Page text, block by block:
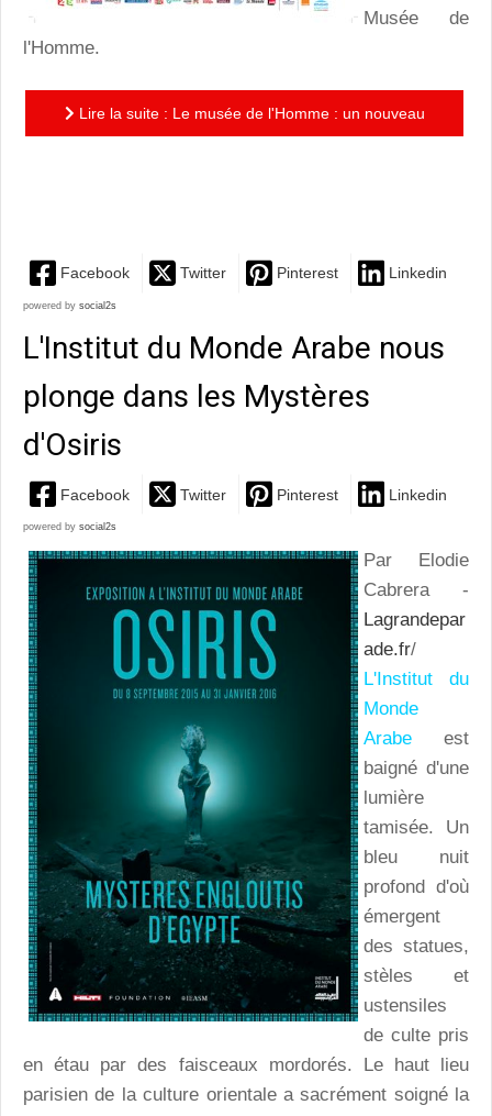
Musée de
l'Homme.
Lire la suite : Le musée de l'Homme : un nouveau
Facebook Twitter Pinterest Linkedin
powered by social2s
L'Institut du Monde Arabe nous
plonge dans les Mystères
d'Osiris
Facebook Twitter Pinterest Linkedin
powered by social2s
Par Elodie
Cabrera -
Lagrandepar
ade.fr/
L'Institut du
Monde
Arabe est
baigné d'une
lumière
tamisée. Un
bleu nuit
profond d'où
émergent
des statues,
stèles et
ustensiles
de culte pris
en étau par des faisceaux mordorés. Le haut lieu
parisien de la culture orientale a sacrément soigné la